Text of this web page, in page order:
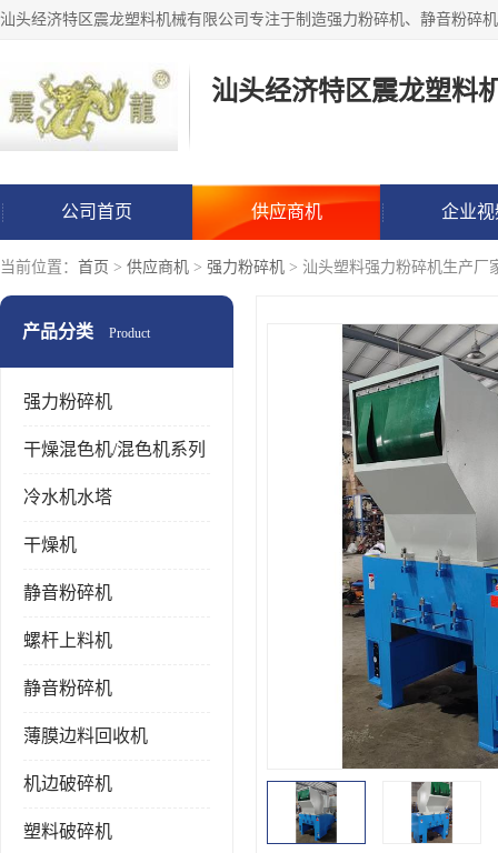
汕头经济特区震龙塑料
公司首页 供应商机 企业视
当前位置： 首页 > 供应商机 > 强力粉碎机 > 汕头塑料强力粉碎机生产厂
产品分类 Product
强力粉碎机
干燥混色机/混色机系列
冷水机水塔
干燥机
静音粉碎机
螺杆上料机
静音粉碎机
薄膜边料回收机
机边破碎机
塑料破碎机